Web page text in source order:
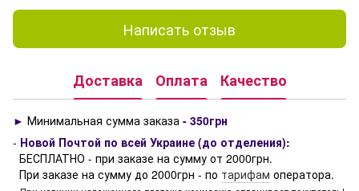
Написать отзыв
Доставка Оплата Качество
► Минимальная сумма заказа - 350грн
- Новой Почтой по всей Украине (до отделения):
БЕСПЛАТНО - при заказе на сумму от 2000грн.
При заказе на сумму до 2000грн - по тарифам оператора.